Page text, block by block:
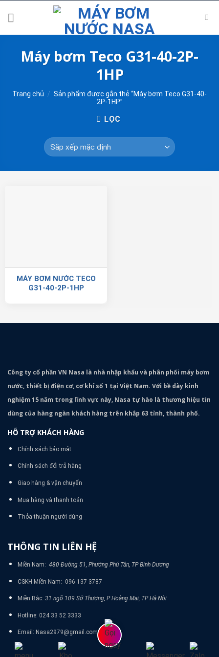
Máy bơm Teco G31-40-2P-
1HP
Trang chủ / Sản phẩm được gắn thẻ “Máy bơm Teco G31-40-
2P-1HP”
LỌC
MÁY BƠM NƯỚC TECO
G31-40-2P-1HP
Công ty cổ phần VN Nasa là nhà nhập khẩu và phân phối máy bơm
nước, thiết bị điện cơ, cơ khí số 1 tại Việt Nam. Với bề dày kinh
nghiệm 15 năm trong lĩnh vực này, Nasa tự hào là thương hiệu tin
dùng của hàng ngàn khách hàng trên khắp 63 tỉnh, thành phố.
HỖ TRỢ KHÁCH HÀNG
Chính sách bảo mật
Chính sách đổi trả hàng
Giao hàng & vận chuyển
Mua hàng và thanh toán
Thỏa thuận người dùng
THÔNG TIN LIÊN HỆ
Miền Nam: 480 Đường 51, Phường Phú Tân, TP Bình Dương
CSKH Miền Nam: 096 137 3787
Miền Bắc: 31 ngõ 109 Sở Thượng, P Hoàng Mai, TP Hà Nội
Hotline: 024 33 52 3333
Email: Nasa2979@gmail.com